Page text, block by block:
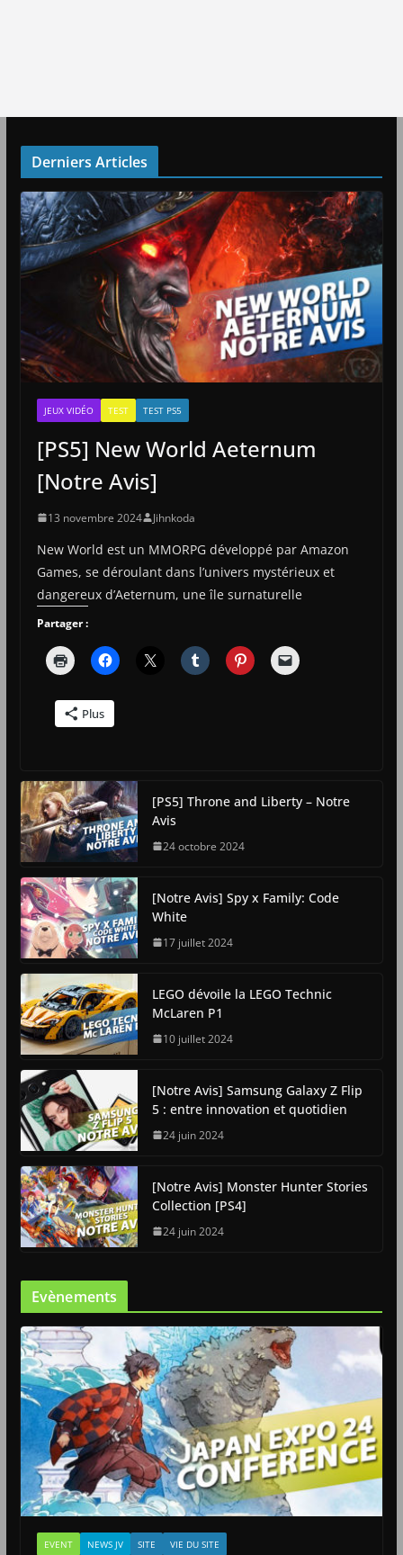
Derniers Articles
JEUX VIDÉO TEST TEST PS5
[PS5] New World Aeternum
[Notre Avis]
13 novembre 2024 Jihnkoda
New World est un MMORPG développé par Amazon
Games, se déroulant dans l’univers mystérieux et
dangereux d’Aeternum, une île surnaturelle
Partager :
Plus
[PS5] Throne and Liberty – Notre
Avis
24 octobre 2024
[Notre Avis] Spy x Family: Code
White
17 juillet 2024
LEGO dévoile la LEGO Technic
McLaren P1
10 juillet 2024
[Notre Avis] Samsung Galaxy Z Flip
5 : entre innovation et quotidien
24 juin 2024
[Notre Avis] Monster Hunter Stories
Collection [PS4]
24 juin 2024
Evènements
EVENT NEWS JV SITE VIE DU SITE